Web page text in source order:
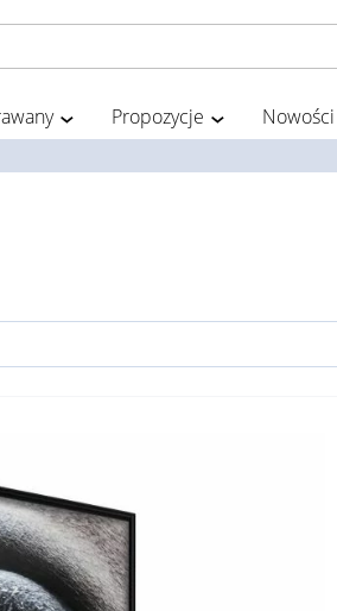
Propozycje Nowości